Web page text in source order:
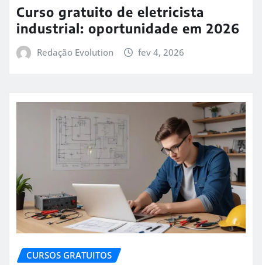
Curso gratuito de eletricista
industrial: oportunidade em 2026
Redação Evolution fev 4, 2026
CURSOS GRATUITOS